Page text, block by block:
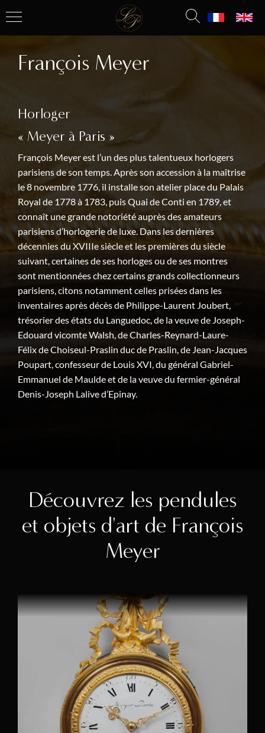
François Meyer
Horloger
« Meyer à Paris »
François Meyer est l’un des plus talentueux horlogers
parisiens de son temps. Après son accession à la maîtrise
le 8 novembre 1776, il installe son atelier place du Palais
Royal de 1778 à 1783, puis Quai de Conti en 1789, et
connaît une grande notoriété auprès des amateurs
parisiens d’horlogerie de luxe. Dans les dernières
décennies du XVIIIe siècle et les premières du siècle
suivant, certaines de ses horloges ou de ses montres
sont mentionnées chez certains grands collectionneurs
parisiens, citons notamment celles prisées dans les
inventaires après décès de Philippe-Laurent Joubert,
trésorier des états du Languedoc, de la veuve de Joseph-
Edouard vicomte Walsh, de Charles-Reynard-Laure-
Félix de Choiseul-Praslin duc de Praslin, de Jean-Jacques
Poupart, confesseur de Louis XVI, du général Gabriel-
Emmanuel de Maulde et de la veuve du fermier-général
Denis-Joseph Lalive d’Epinay.
Découvrez les pendules
et objets d'art de François
Meyer